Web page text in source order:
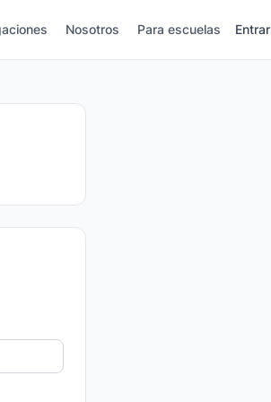
Nosotros Para escuelas Entrar